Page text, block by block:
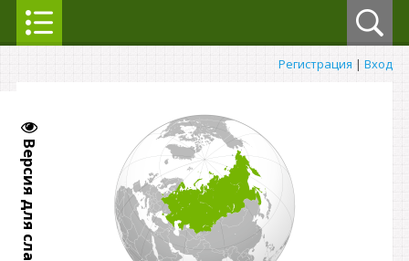
Регистрация | Вход